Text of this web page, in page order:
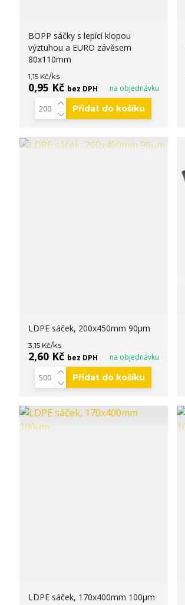
BOPP sáčky s lepící klopou
výztuhou a EURO závěsem
80x110mm
1,15 Kč/ks
0,95 Kč bez DPH na objednávku
Přidat do košíku
LDPE sáček, 200x450mm 90µm
3,15 Kč/ks
2,60 Kč bez DPH na objednávku
Přidat do košíku
LDPE sáček, 170x400mm 100µm